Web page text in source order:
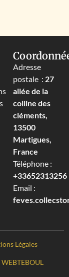
Adresse
postale : 27
allée de la
colline des
cléments,
13500
Martigues,
France
Téléphone :
+33652313256‬
Email :
Légales